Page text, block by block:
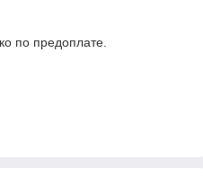
по предоплате.